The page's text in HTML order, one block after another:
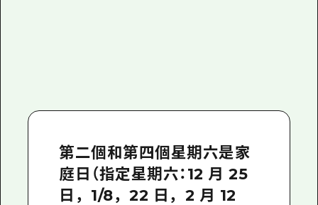
第二個和第四個星期六是家
庭日（指定星期六：12 月 25
日，1/8，22 日，2 月 12